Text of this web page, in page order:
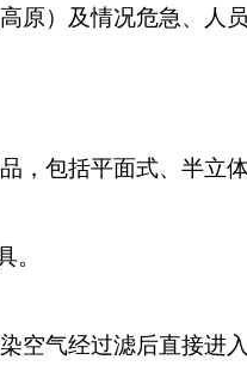
）及情况危急、人
包括平面式、半立体
。
空气经过滤后直接进